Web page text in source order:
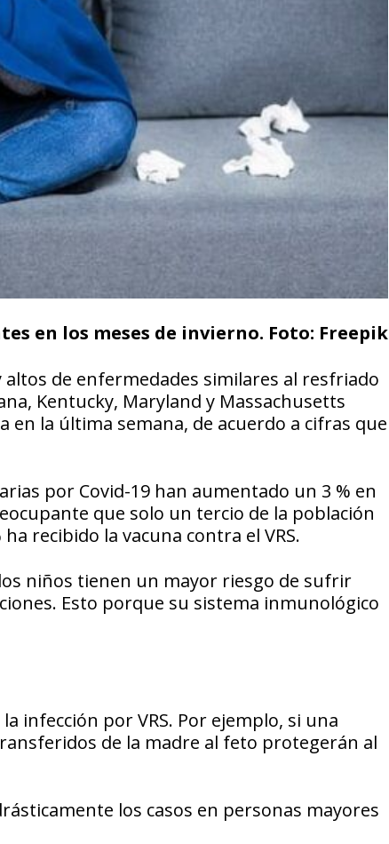
en los meses de invierno. Foto: Freepik
de enfermedades similares al resfriado
Kentucky, Maryland y Massachusetts
la última semana, de acuerdo a cifras que
por Covid-19 han aumentado un 3 % en
que solo un tercio de la población
recibido la vacuna contra el VRS.
niños tienen un mayor riesgo de sufrir
Esto porque su sistema inmunológico
infección por VRS. Por ejemplo, si una
de la madre al feto protegerán al
los casos en personas mayores